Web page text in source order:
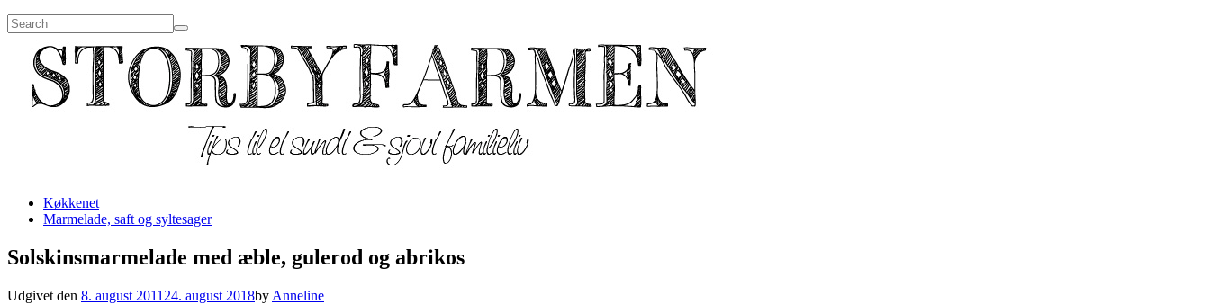
Køkkenet
Marmelade, saft og syltesager
Solskinsmarmelade med æble, gulerod og abrikos
Udgivet den 8. august 2011 24. august 2018by Anneline